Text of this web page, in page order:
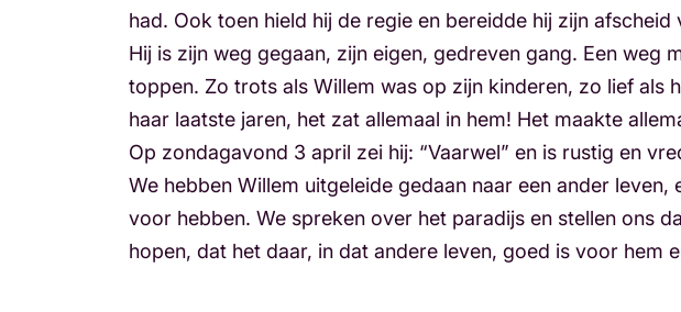
had. Ook toen hield hij de regie en bereidde hij zijn afscheid
Hij is zijn weg gegaan, zijn eigen, gedreven gang. Een
toppen. Zo trots als Willem was op zijn kinderen, zo lief als
haar laatste jaren, het zat allemaal in hem! Het maakte
Op zondagavond 3 april zei hij: “Vaarwel” en is rustig en
We hebben Willem uitgeleide gedaan naar een ander
voor hebben. We spreken over het paradijs en stellen ons
hopen, dat het daar, in dat andere leven, goed is voor hem